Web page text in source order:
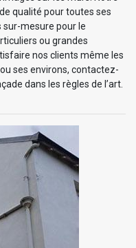
qualité pour toutes ses
mesure pour le
ou grandes
nos clients même les
ses environs, contactez-
dans les règles de l’art.